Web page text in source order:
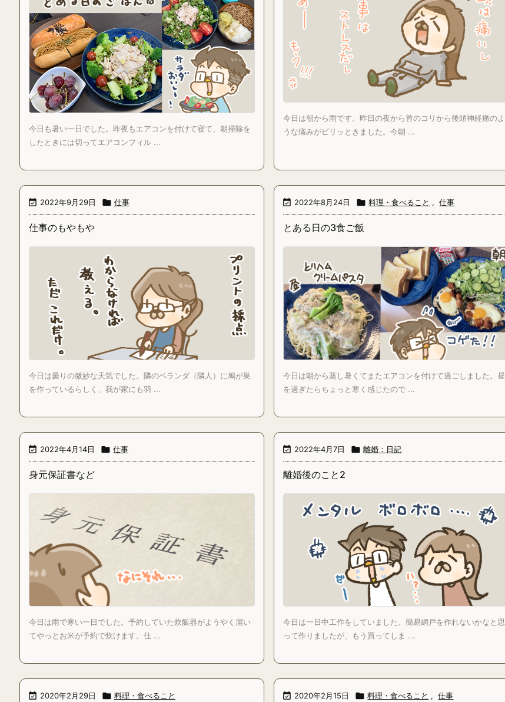
今日も暑い一日でした。昨夜もエアコンを付けて寝て、朝掃除を
したときには切ってエアコンフィル ...
今日は朝から雨です。昨日の夜から首のコリから後頭神経痛のよ
うな痛みがピリッときました。今朝 ...
 2022年9月29日  仕事
仕事のもやもや
今日は曇りの微妙な天気でした。隣のベランダ（隣人）に鳩が巣
を作っているらしく、我が家にも羽 ...
 2022年8月24日  料理・食べること , 仕事
とある日の3食ご飯
今日は朝から蒸し暑くてまたエアコンを付けて過ごしました。昼
を過ぎたらちょっと寒く感じたので ...
 2022年4月14日  仕事
身元保証書など
今日は雨で寒い一日でした。予約していた炊飯器がようやく届い
てやっとお米が予約で炊けます。仕 ...
 2022年4月7日  離婚：日記
離婚後のこと2
今日は一日中工作をしていました。簡易網戸を作れないかなと思
って作りましたが、もう買ってしま ...
 2020年2月29日  料理・食べること  2020年2月15日  料理・食べること , 仕事